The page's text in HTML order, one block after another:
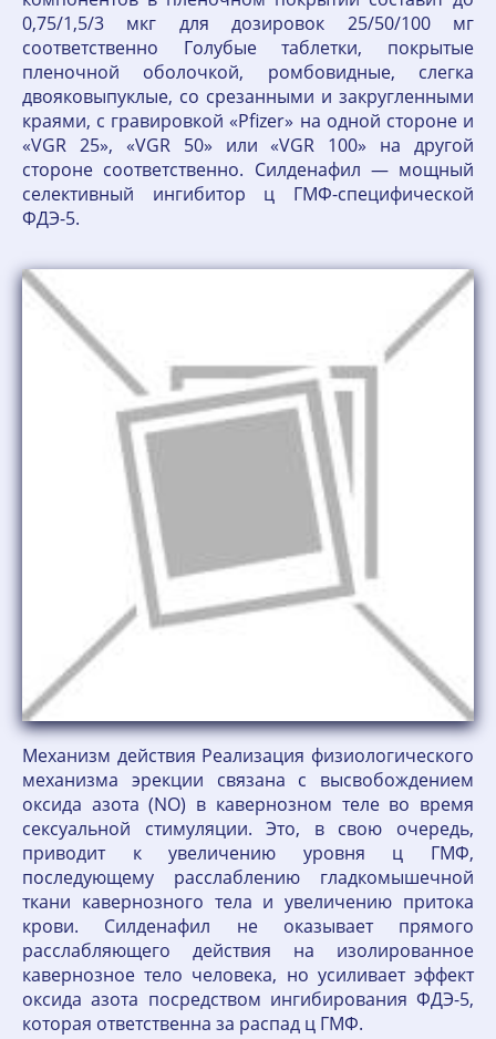
0,75/1,5/3 мкг для дозировок 25/50/100 мг
соответственно Голубые таблетки, покрытые
пленочной оболочкой, ромбовидные, слегка
двояковыпуклые, со срезанными и закругленными
краями, с гравировкой «Pfizer» на одной стороне и
«VGR 25», «VGR 50» или «VGR 100» на другой
стороне соответственно. Силденафил — мощный
селективный ингибитор ц ГМФ-специфической
ФДЭ-5.
Механизм действия Реализация физиологического
механизма эрекции связана с высвобождением
оксида азота (NO) в кавернозном теле во время
сексуальной стимуляции. Это, в свою очередь,
приводит к увеличению уровня ц ГМФ,
последующему расслаблению гладкомышечной
ткани кавернозного тела и увеличению притока
крови. Силденафил не оказывает прямого
расслабляющего действия на изолированное
кавернозное тело человека, но усиливает эффект
оксида азота посредством ингибирования ФДЭ-5,
которая ответственна за распад ц ГМФ.